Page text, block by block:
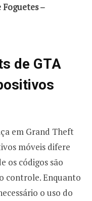
–
de GTA
em Grand Theft
móveis difere
os códigos são
controle. Enquanto
o uso do